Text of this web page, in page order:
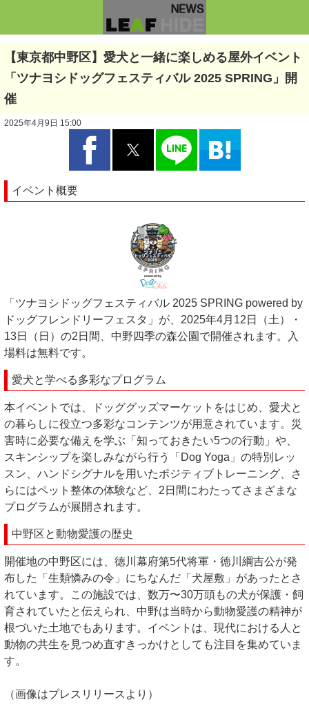
【東京都中野区】愛犬と一緒に楽しめる屋外イベント
「ツナヨシドッグフェスティバル 2025 SPRING」開
催
2025年4月9日 15:00
イベント概要
「ツナヨシドッグフェスティバル 2025 SPRING powered by
ドッグフレンドリーフェスタ」が、2025年4月12日（土）・
13日（日）の2日間、中野四季の森公園で開催されます。入
場料は無料です。
愛犬と学べる多彩なプログラム
本イベントでは、ドッググッズマーケットをはじめ、愛犬と
の暮らしに役立つ多彩なコンテンツが用意されています。災
害時に必要な備えを学ぶ「知っておきたい5つの行動」や、
スキンシップを楽しみながら行う「Dog Yoga」の特別レッ
スン、ハンドシグナルを用いたポジティブトレーニング、さ
らにはペット整体の体験など、2日間にわたってさまざまな
プログラムが展開されます。
中野区と動物愛護の歴史
開催地の中野区には、徳川幕府第5代将軍・徳川綱吉公が発
布した「生類憐みの令」にちなんだ「犬屋敷」があったとさ
れています。この施設では、数万〜30万頭もの犬が保護・飼
育されていたと伝えられ、中野は当時から動物愛護の精神が
根づいた土地でもあります。イベントは、現代における人と
動物の共生を見つめ直すきっかけとしても注目を集めていま
す。
（画像はプレスリリースより）